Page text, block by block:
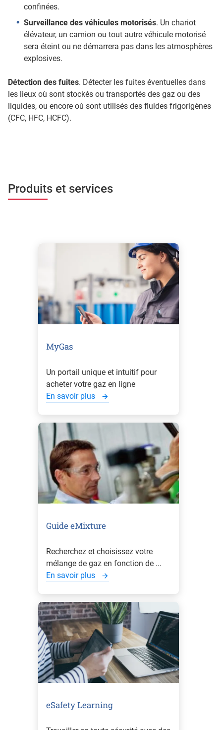
confinées.
Surveillance des véhicules motorisés. Un chariot
élévateur, un camion ou tout autre véhicule motorisé
sera éteint ou ne démarrera pas dans les atmosphères
explosives.
Détection des fuites. Détecter les fuites éventuelles dans
les lieux où sont stockés ou transportés des gaz ou des
liquides, ou encore où sont utilisés des fluides frigorigènes
(CFC, HFC, HCFC).
Produits et services
MyGas
Un portail unique et intuitif pour
acheter votre gaz en ligne
En savoir plus
Guide eMixture
Recherchez et choisissez votre
mélange de gaz en fonction de ...
En savoir plus
eSafety Learning